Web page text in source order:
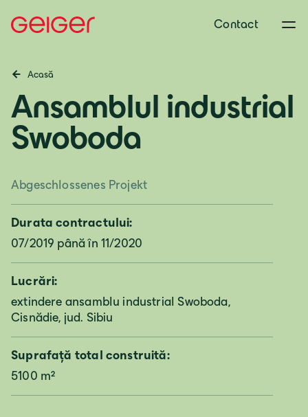
Contact
Acasă
Ansamblul industrial
Swoboda
Abgeschlossenes Projekt
Durata contractului:
07/2019 până în 11/2020
Lucrări:
extindere ansamblu industrial Swoboda,
Cisnădie, jud. Sibiu
Suprafață total construită:
5100 m²
Deutschland
Deutsch